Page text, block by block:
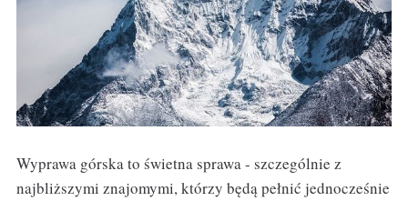
Wyprawa górska to świetna sprawa - szczególnie z
najbliższymi znajomymi, którzy będą pełnić jednocześnie